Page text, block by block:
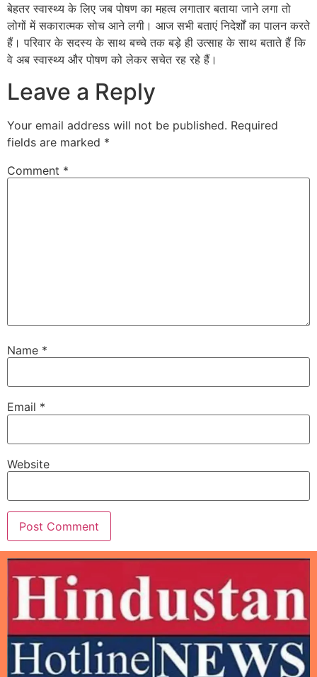
बेहतर स्वास्थ्य के लिए जब पोषण का महत्व लगातार बताया जाने लगा तो
लोगों में सकारात्मक सोच आने लगी। आज सभी बताएं निदेर्शों का पालन करते
हैं। परिवार के सदस्य के साथ बच्चे तक बड़े ही उत्साह के साथ बताते हैं कि
वे अब स्वास्थ्य और पोषण को लेकर सचेत रह रहे हैं।
Leave a Reply
Your email address will not be published. Required
fields are marked *
Comment *
Name *
Email *
Website